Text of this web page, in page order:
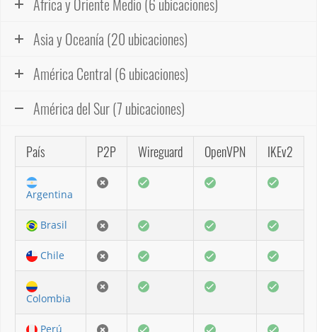
África y Oriente Medio (6 ubicaciones)
Asia y Oceanía (20 ubicaciones)
América Central (6 ubicaciones)
América del Sur (7 ubicaciones)
País P2P Wireguard OpenVPN IKEv2
Argentina
Brasil
Chile
Colombia
Perú